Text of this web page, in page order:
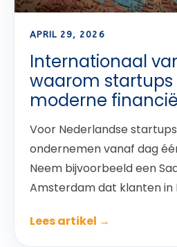
APRIL 29, 2026
Internationaal
waarom startups
moderne
Voor Nederlandse
ondernemen vanaf dag
Neem bijvoorbeeld een
Amsterdam dat klanten in
Lees artikel →